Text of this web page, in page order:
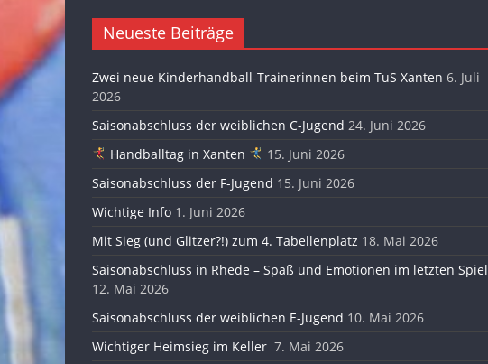
Neueste Beiträge
Zwei neue Kinderhandball-Trainerinnen beim TuS Xanten 6. Juli
2026
Saisonabschluss der weiblichen C-Jugend 24. Juni 2026
Handballtag in Xanten
15. Juni 2026
Saisonabschluss der F-Jugend 15. Juni 2026
Wichtige Info 1. Juni 2026
Mit Sieg (und Glitzer?!) zum 4. Tabellenplatz 18. Mai 2026
Saisonabschluss in Rhede – Spaß und Emotionen im letzten Spiel
12. Mai 2026
Saisonabschluss der weiblichen E-Jugend 10. Mai 2026
Wichtiger Heimsieg im Keller 7. Mai 2026